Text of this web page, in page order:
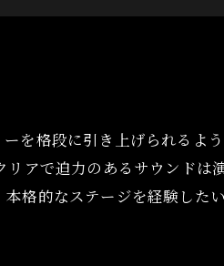
を格段に引き上げられるよ
アで迫力のあるサウンドは
格的なステージを経験した